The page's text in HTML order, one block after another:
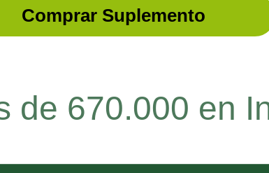
Comprar Suplemento
de 670.000 en